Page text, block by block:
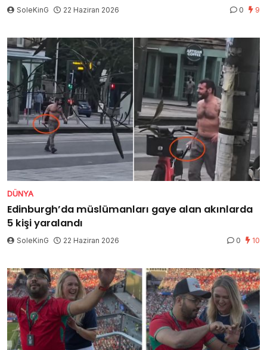
SoleKinG 22 Haziran 2026 0 9
DÜNYA
Edinburgh’da müslümanları gaye alan akınlarda
5 kişi yaralandı
SoleKinG 22 Haziran 2026 0 10